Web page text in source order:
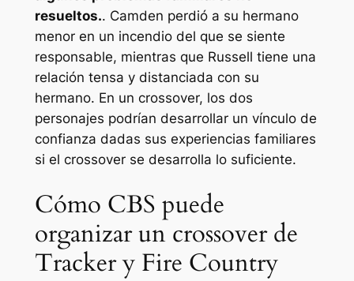
resueltos.. Camden perdió a su hermano
menor en un incendio del que se siente
responsable, mientras que Russell tiene una
relación tensa y distanciada con su
hermano. En un crossover, los dos
personajes podrían desarrollar un vínculo de
confianza dadas sus experiencias familiares
si el crossover se desarrolla lo suficiente.
Cómo CBS puede
organizar un crossover de
Tracker y Fire Country